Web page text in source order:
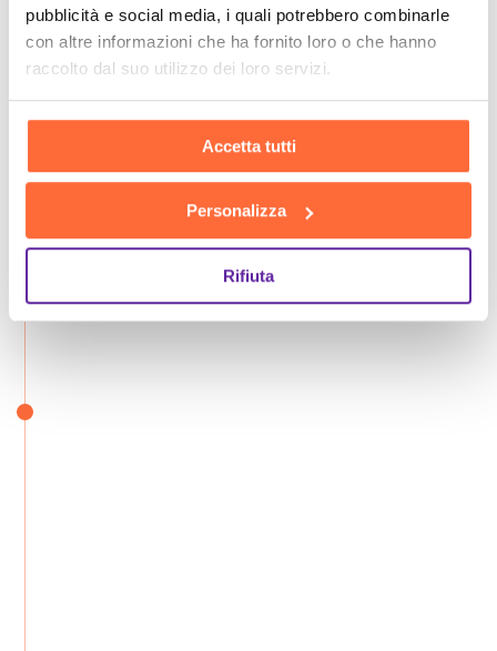
pubblicità e social media, i quali potrebbero combinarle
con altre informazioni che ha fornito loro o che hanno
raccolto dal suo utilizzo dei loro servizi.
Accetta tutti
Personalizza
Rifiuta